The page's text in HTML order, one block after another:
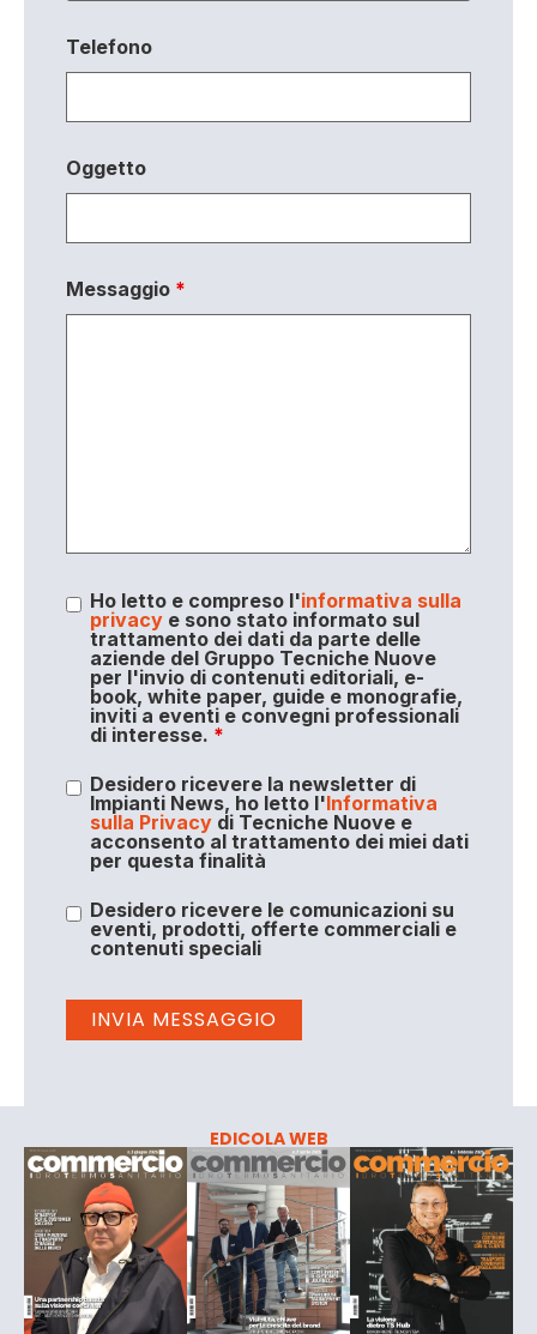
Telefono
Oggetto
Messaggio *
Ho letto e compreso l'informativa sulla
privacye sono stato informato sul
trattamento dei dati da parte delle
aziende del Gruppo Tecniche Nuove
per l'invio di contenuti editoriali, e-
book, white paper, guide e monografie,
inviti a eventi e convegni professionali
di interesse. *
Desidero ricevere la newsletter di
Impianti News, ho letto l'Informativa
sulla Privacydi Tecniche Nuove e
acconsento al trattamento dei miei dati
per questa finalità
Desidero ricevere le comunicazioni su
eventi, prodotti, offerte commerciali e
contenuti speciali
EDICOLA WEB